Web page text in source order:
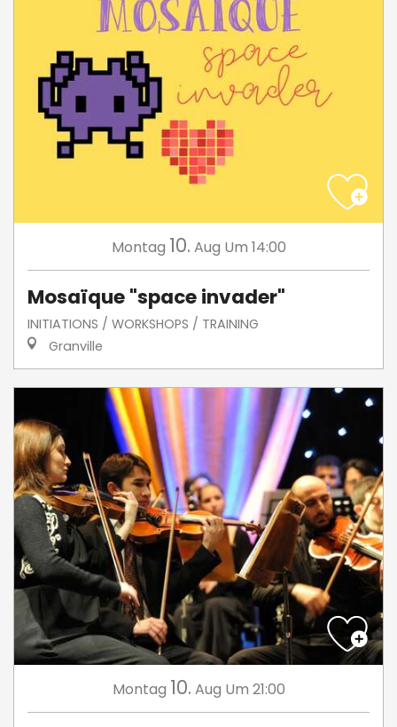
Montag 10. Aug Um 14:00
Mosaïque "space invader"
INITIATIONS / WORKSHOPS / TRAINING
Granville
Montag 10. Aug Um 21:00